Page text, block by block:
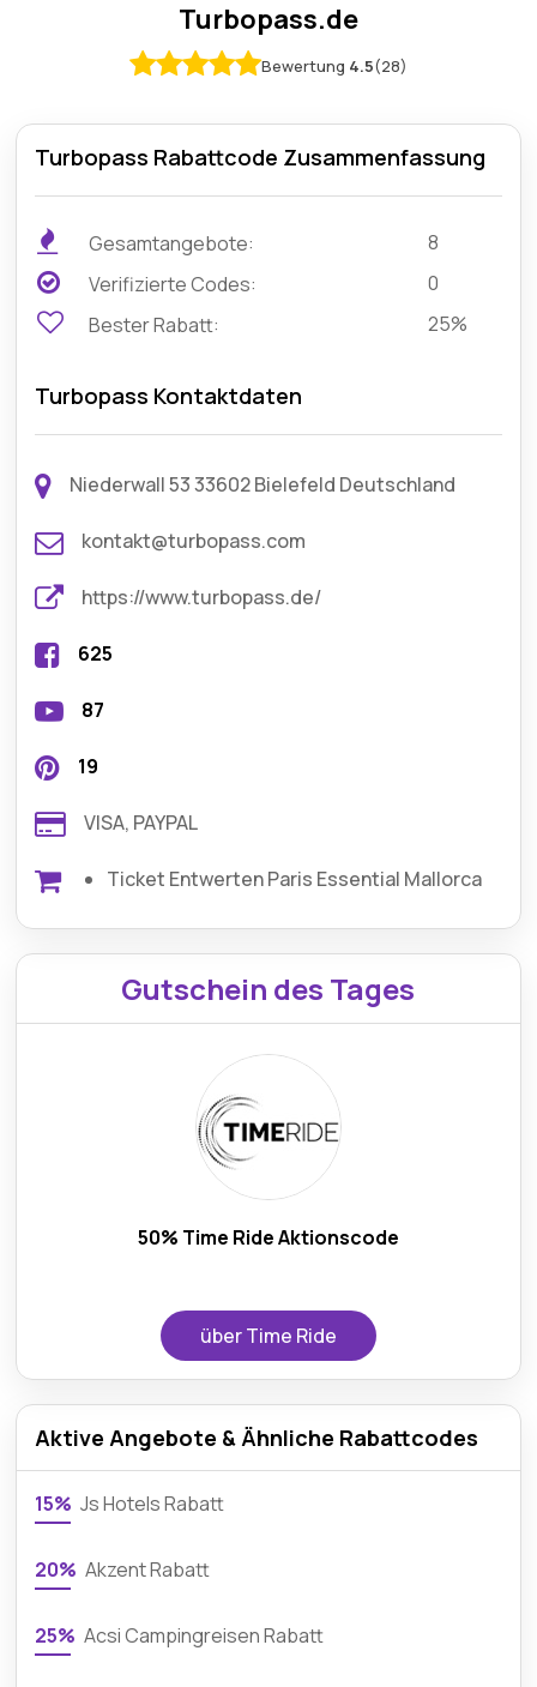
Turbopass.de
Bewertung 4.5(28)
Turbopass Rabattcode Zusammenfassung
Gesamtangebote:
8
Verifizierte Codes:
0
Bester Rabatt:
25%
Turbopass Kontaktdaten
Niederwall 53 33602 Bielefeld Deutschland
kontakt@turbopass.com
https://www.turbopass.de/
625
87
19
VISA, PAYPAL
Ticket Entwerten Paris Essential Mallorca
Gutschein des Tages
50% Time Ride Aktionscode
über Time Ride
Aktive Angebote & Ähnliche Rabattcodes
15% Js Hotels Rabatt
20% Akzent Rabatt
25% Acsi Campingreisen Rabatt